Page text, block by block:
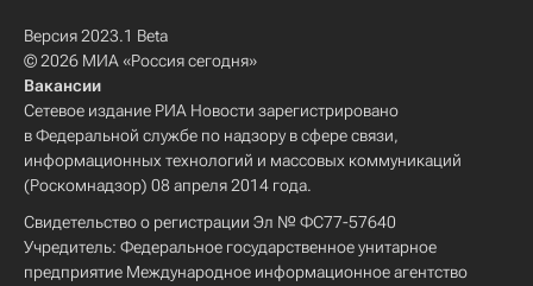
Версия 2023.1 Beta
© 2026 МИА «Россия сегодня»
Вакансии
Сетевое издание РИА Новости зарегистрировано
в Федеральной службе по надзору в сфере связи,
информационных технологий и массовых коммуникаций
(Роскомнадзор) 08 апреля 2014 года.
Свидетельство о регистрации Эл № ФС77-57640
Учредитель: Федеральное государственное унитарное
предприятие Международное информационное агентство